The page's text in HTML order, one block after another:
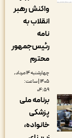
واکنش رهبر
انقلاب به
رئیس‌جمهور
چهارشنبه ۱۴ مرداد,
۱۴۰۵ | ساعت:
برنامه ملی
پزشکی
خانواده،